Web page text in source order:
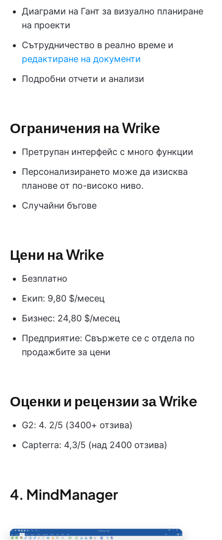
Диаграми на Гант за визуално планиране
на проекти
Сътрудничество в реално време и
редактиране на документи
Подробни отчети и анализи
Ограничения на Wrike
Претрупан интерфейс с много функции
Персонализирането може да изисква
планове от по-високо ниво.
Случайни бъгове
Цени на Wrike
Безплатно
Екип: 9,80 $/месец
Бизнес: 24,80 $/месец
Предприятие: Свържете се с отдела по
продажбите за цени
Оценки и рецензии за Wrike
G2: 4. 2/5 (3400+ отзива)
Capterra: 4,3/5 (над 2400 отзива)
4. MindManager